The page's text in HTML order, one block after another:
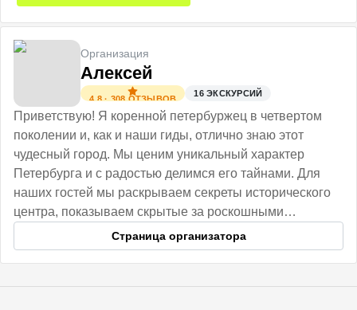
Организация
Алексей
4.8· 308 ОТЗЫВОВ
16ЭКСКУРСИЙ
Приветствую! Я коренной петербуржец в четвертом
поколении и, как и наши гиды, отлично знаю этот
чудесный город. Мы ценим уникальный характер
Петербурга и с радостью делимся его тайнами. Для
наших гостей мы раскрываем секреты исторического
центра, показываем скрытые за роскошными
фасадами парадные и необычные коммуналки.
Страница организатора